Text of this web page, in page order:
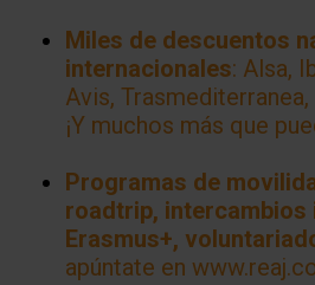
Miles de descuentos
internacionales: Alsa,
Avis, Trasmediterranea,
¡Y muchos más que
Programas de
roadtrip, intercambios
Erasmus+,
apúntate en